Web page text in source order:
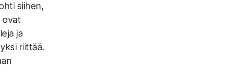
siihen,
ovat
ja
riittää.